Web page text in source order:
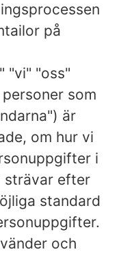
på
"vi" "oss"
som
är
om hur vi
i
strävar efter
standard
och